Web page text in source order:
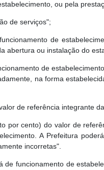
ou pela
de serviços";
de
abertura ou instalação do
de
na forma
de referência integrante
por cento) do valor de
A Prefeitura
incorretas".
de funcionamento de